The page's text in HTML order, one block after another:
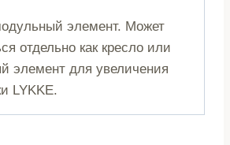
элемент. Может
отдельно как кресло или
элемент для увеличения
LYKKE.